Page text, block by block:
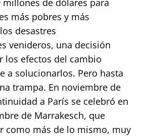
millones de dólares para
más pobres y más
desastres
venideros, una decisión
los efectos del cambio
a solucionarlos. Pero hasta
trampa. En noviembre de
a París se celebró en
de Marrakesch, que
como más de lo mismo, muy